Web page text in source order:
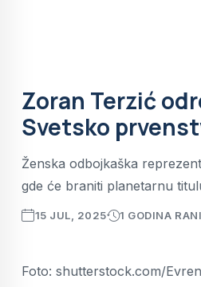
Zoran Terzić
Svetsko
Ženska odbojkaška
gde će braniti planetarnu
15 JUL, 2025 1 GODINA
Foto: shutterstock.com/